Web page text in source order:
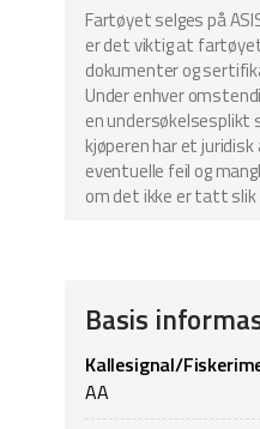
Fartøyet selges på
er det viktig at
dokumenter og
Under enhver
en
kjøperen har et
eventuelle feil og
om det ikke er tatt slik
Basis
Kallesignal/
AA